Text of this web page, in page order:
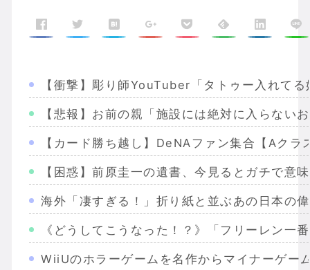
【衝撃】彫り師YouTuber「タトゥー入れて
【悲報】お前の親「施設には絶対に入らない
【カード勝ち越し】DeNAファン集合【Aクラ
【困惑】前原圭一の遺書、今見るとガチで意
海外「凄すぎる！」折り紙と並ぶあの日本の
《どうしてこうなった！？》「フリーレン
WiiUのホラーゲームを名作からマイナーゲー